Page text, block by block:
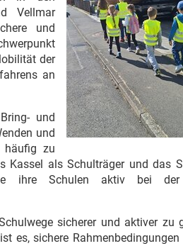
Vellmar
und
der
an
und
und
häufig zu
Kassel als Schulträger und das
ihre Schulen aktiv bei
sicherer und aktiver zu
es, sichere